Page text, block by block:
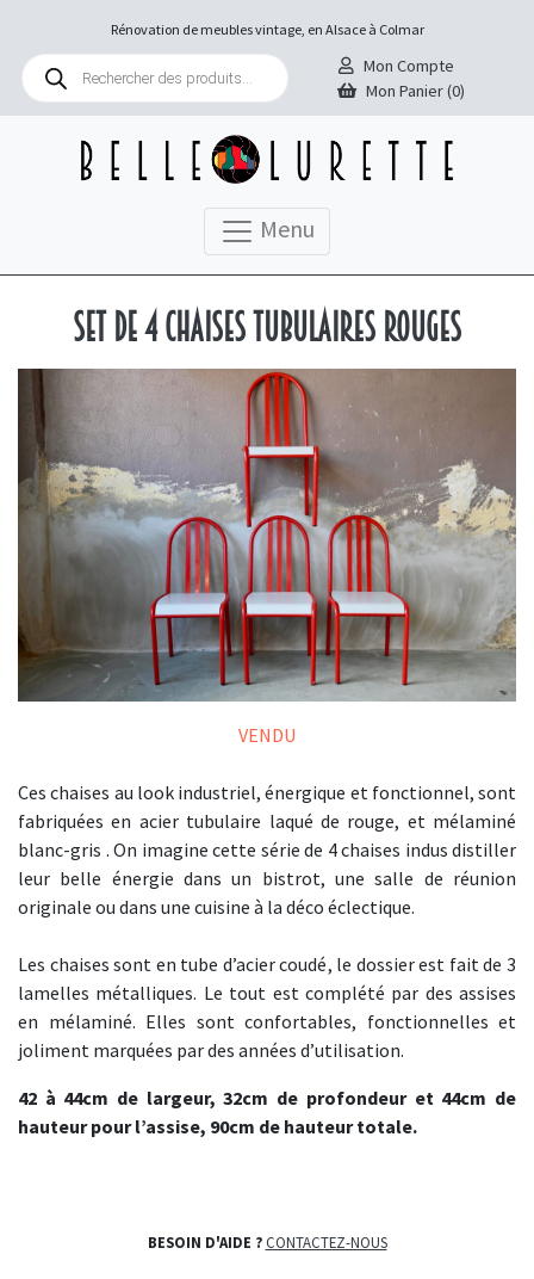
Rénovation de meubles vintage, en Alsace à Colmar
Recherche
produits
Mon Compte
Mon Panier (0)
Menu
Set de 4 chaises tubulaires rouges
VENDU
Ces chaises au look industriel, énergique et fonctionnel, sont
fabriquées en acier tubulaire laqué de rouge, et mélaminé
blanc-gris . On imagine cette série de 4 chaises indus distiller
leur belle énergie dans un bistrot, une salle de réunion
originale ou dans une cuisine à la déco éclectique.
Les chaises sont en tube d’acier coudé, le dossier est fait de 3
lamelles métalliques. Le tout est complété par des assises
en mélaminé. Elles sont confortables, fonctionnelles et
joliment marquées par des années d’utilisation.
42 à 44cm de largeur, 32cm de profondeur et 44cm de
hauteur pour l’assise, 90cm de hauteur totale.
BESOIN D'AIDE ? CONTACTEZ-NOUS